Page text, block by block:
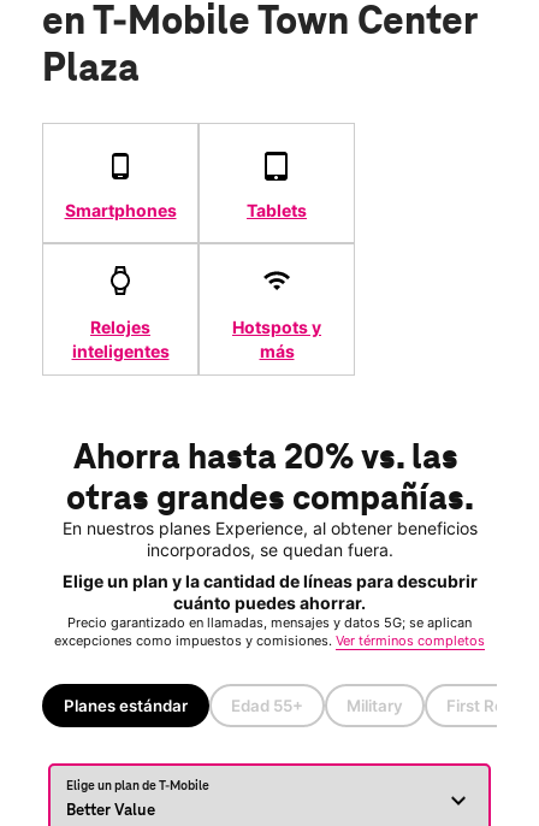
en T-Mobile Town Center
Plaza
Smartphones Tablets
Relojes
inteligentes
Hotspots y
más